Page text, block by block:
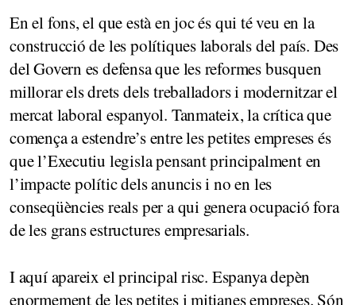
En el fons, el que està en joc és qui té veu en la
construcció de les polítiques laborals del país. Des
del Govern es defensa que les reformes busquen
millorar els drets dels treballadors i modernitzar el
mercat laboral espanyol. Tanmateix, la crítica que
comença a estendre’s entre les petites empreses és
que l’Executiu legisla pensant principalment en
l’impacte polític dels anuncis i no en les
conseqüències reals per a qui genera ocupació fora
de les grans estructures empresarials.
I aquí apareix el principal risc. Espanya depèn
enormement de les petites i mitjanes empreses. Són